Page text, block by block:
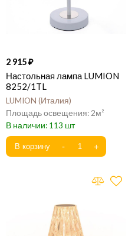
2 915
Настольная лампа LUMION
8252/1TL
LUMION Италия
2
113